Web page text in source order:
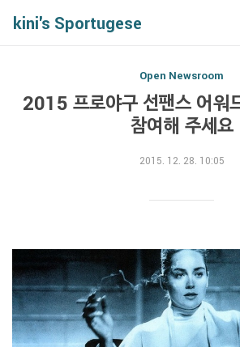
kini's Sportugese
Open Newsroom
2015 프로야구 선팬스 어워
참여해 주세요
2015. 12. 28. 10:05